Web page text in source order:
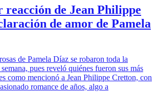
de Jean Philippe
de amor de Pamela
de Pamela Díaz se robaron toda la
pues reveló quiénes fueron sus más
como mencionó a Jean Philippe Cretton, con
romance de años, algo a